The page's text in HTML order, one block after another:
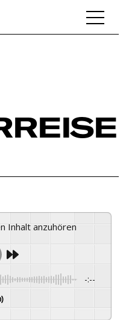
Inhalt anzuhören
-:--